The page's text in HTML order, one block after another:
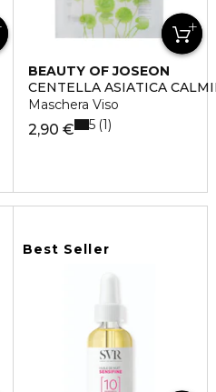
BEAUTY OF JOSEON
CENTELLA ASIATICA
Maschera Viso
2,90 € 5 1
Best Seller